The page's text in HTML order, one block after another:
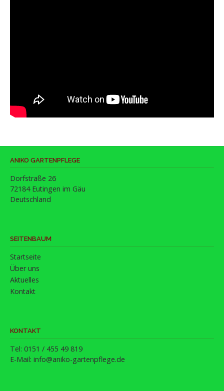
ANIKO GARTENPFLEGE
Dorfstraße 26
72184 Eutingen im Gäu
Deutschland
SEITENBAUM
Startseite
Über uns
Aktuelles
Kontakt
KONTAKT
Tel: 0151 / 455 49 819
E-Mail: info@aniko-gartenpflege.de